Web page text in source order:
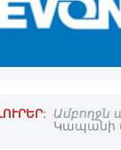
Ամբողջն